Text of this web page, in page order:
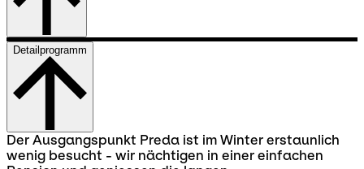
Detailprogramm
Der Ausgangspunkt Preda ist im Winter erstaunlich
wenig besucht - wir nächtigen in einer einfachen